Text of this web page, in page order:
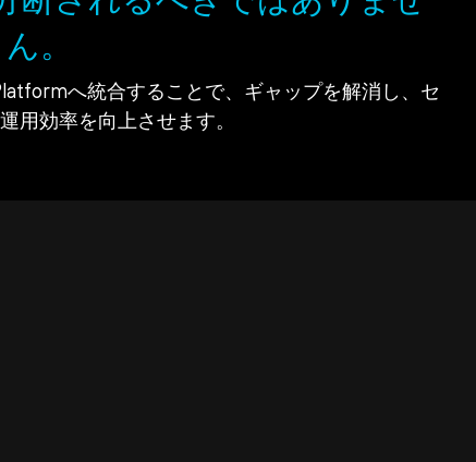
ん。
へ統合することで、ギャップを解消し、セ
用効率を向上させます。